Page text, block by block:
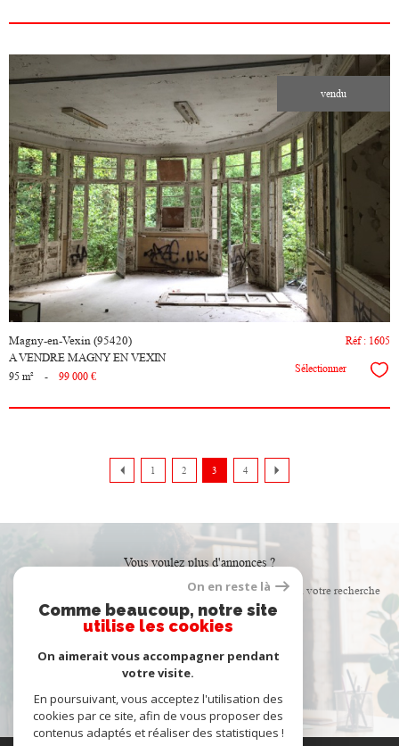
vendu
voir le
bien
Magny-en-Vexin (95420)
A VENDRE MAGNY EN VEXIN
Réf : 1605
95 m² - 99 000 €
Sélectionner
1 2 3 4
Vous voulez plus d'annonces ?
Créer une alerte email et recevez les biens correspondants à votre recherche
dans votre boîte mail !
créer l'alerte
On en reste là
Comme beaucoup, notre site
utilise les cookies
On aimerait vous accompagner pendant
votre visite.
En poursuivant, vous acceptez l'utilisation des
cookies par ce site, afin de vous proposer des
contenus adaptés et réaliser des statistiques !